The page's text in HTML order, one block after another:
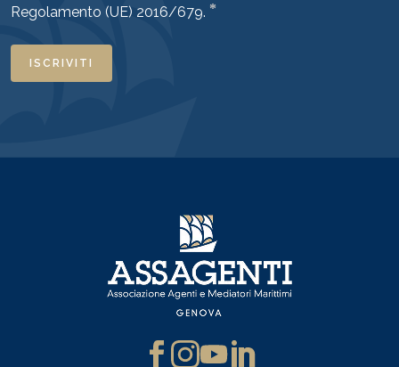
Regolamento (UE) 2016/679. *
ISCRIVITI